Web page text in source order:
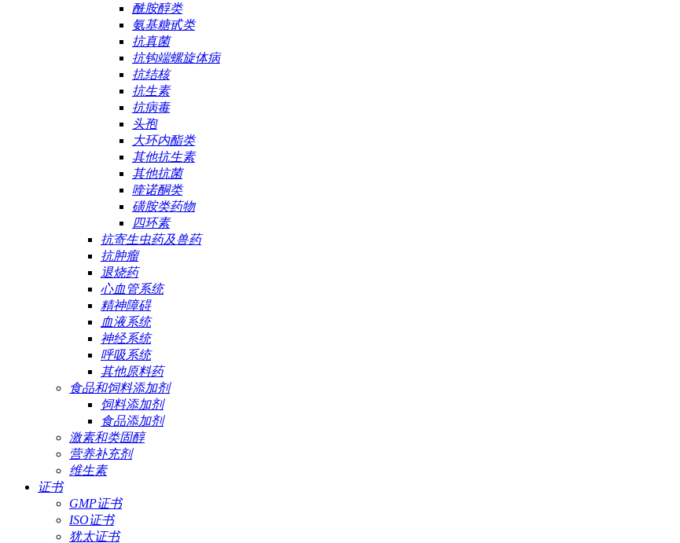
酰胺醇类
氨基糖甙类
抗真菌
抗钩端螺旋体病
抗结核
抗生素
抗病毒
头孢
大环内酯类
其他抗生素
其他抗菌
喹诺酮类
磺胺类药物
四环素
抗寄生虫药及兽药
抗肿瘤
退烧药
心血管系统
精神障碍
血液系统
神经系统
呼吸系统
其他原料药
食品和饲料添加剂
饲料添加剂
食品添加剂
激素和类固醇
营养补充剂
维生素
证书
GMP证书
ISO证书
犹太证书